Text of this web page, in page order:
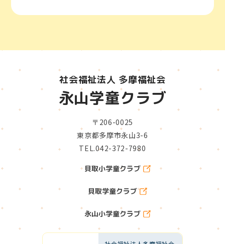
社会福祉法人 多摩福祉会
永山学童クラブ
〒206-0025
東京都多摩市永山3-6
TEL.042-372-7980
貝取小学童クラブ
貝取学童クラブ
永山小学童クラブ